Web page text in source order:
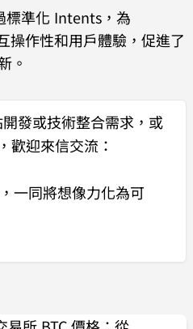
標準化 Intents，為
操作性和用戶體驗，促進了
。
發或技術整合需求 ，或
歡迎來信交流：
一同將想像力化為可